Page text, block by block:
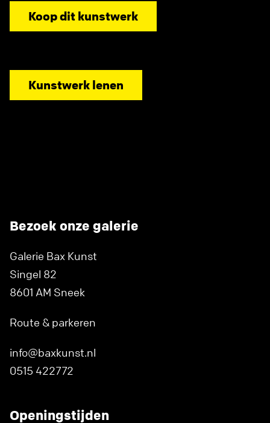
Koop dit kunstwerk
Kunstwerk lenen
Bezoek onze galerie
Galerie Bax Kunst
Singel 82
8601 AM Sneek
Route & parkeren
info@baxkunst.nl
0515 422772
Openingstijden